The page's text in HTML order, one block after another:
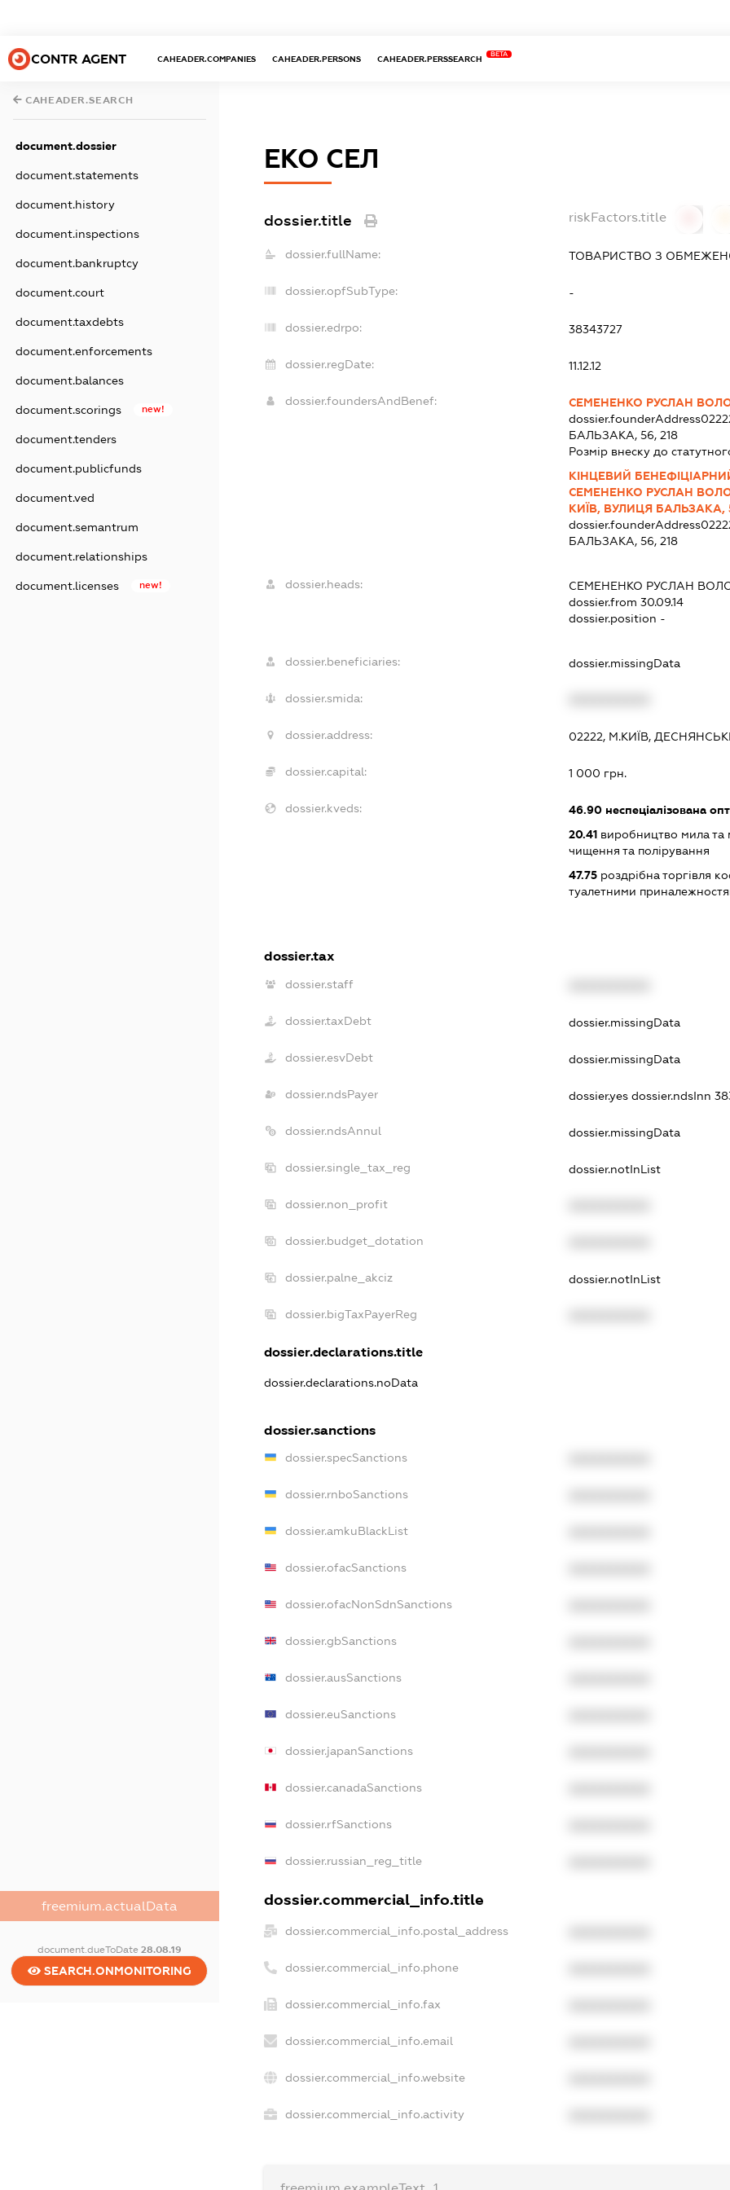
CONTR AGENT CAHEADER.COMPANIES CAHEADER.PERSONS CAHEADER.PERSSEARCH
BETA
CAHEADER.SEARCH
document.dossier
document.statements
document.history
document.inspections
document.bankruptcy
document.court
document.taxdebts
document.enforcements
document.balances
document.scorings new!
document.tenders
document.publicfunds
document.ved
document.semantrum
document.relationships
document.licenses new!
freemium.actualData
document.dueToDate 28.08.19
SEARCH.ONMONITORING
ЕКО СЕЛ
dossier.title riskFactors.title
dossier.fullName: ТОВАРИСТВО З
dossier.opfSubType: -
dossier.edrpo: 38343727
dossier.regDate: 11.12.12
dossier.foundersAndBenef:
СЕМЕНЕНКО РУСЛАН
dossier.founderAddress
БАЛЬЗАКА, 56, 218
Розмір внеску до
КІНЦЕВИЙ
СЕМЕНЕНКО РУСЛАН
КИЇВ, ВУЛИЦЯ БАЛЬЗАКА,
dossier.founderAddress
БАЛЬЗАКА, 56, 218
dossier.heads: СЕМЕНЕНКО РУСЛАН
dossier.from 30.09.14
dossier.position -
dossier.beneficiaries: dossier.missingData
dossier.smida:
dossier.address: 02222, М.КИЇВ,
dossier.capital: 1 000 грн.
dossier.kveds: 46.90неспеціалізована
20.41виробництво мила та
чищення та полірування
47.75роздрібна торгівля
туалетними
dossier.tax
dossier.staff
dossier.taxDebt dossier.missingData
dossier.esvDebt dossier.missingData
dossier.ndsPayer dossier.yes dossier.ndsInn
dossier.ndsAnnul dossier.missingData
dossier.single_tax_reg dossier.notInList
dossier.non_profit
dossier.budget_dotation
dossier.palne_akciz dossier.notInList
dossier.bigTaxPayerReg
dossier.declarations.title
dossier.declarations.noData
dossier.sanctions
dossier.specSanctions
dossier.rnboSanctions
dossier.amkuBlackList
dossier.ofacSanctions
dossier.ofacNonSdnSanctions
dossier.gbSanctions
dossier.ausSanctions
dossier.euSanctions
dossier.japanSanctions
dossier.canadaSanctions
dossier.rfSanctions
dossier.russian_reg_title
dossier.commercial_info.title
dossier.commercial_info.postal_address
dossier.commercial_info.phone
dossier.commercial_info.fax
dossier.commercial_info.email
dossier.commercial_info.website
dossier.commercial_info.activity